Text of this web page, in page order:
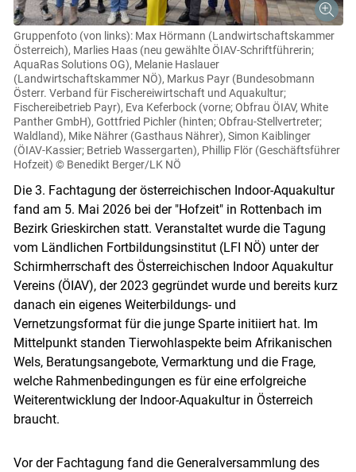
Gruppenfoto (von links): Max Hörmann (Landwirtschaftskammer
Österreich), Marlies Haas (neu gewählte ÖIAV-Schriftführerin;
AquaRas Solutions OG), Melanie Haslauer
(Landwirtschaftskammer NÖ), Markus Payr (Bundesobmann
Österr. Verband für Fischereiwirtschaft und Aquakultur;
Fischereibetrieb Payr), Eva Keferbock (vorne; Obfrau ÖIAV, White
Panther GmbH), Gottfried Pichler (hinten; Obfrau-Stellvertreter;
Waldland), Mike Nährer (Gasthaus Nährer), Simon Kaiblinger
(ÖIAV-Kassier; Betrieb Wassergarten), Phillip Flör (Geschäftsführer
Hofzeit) © Benedikt Berger/LK NÖ
Die 3. Fachtagung der österreichischen Indoor-Aquakultur
fand am 5. Mai 2026 bei der "Hofzeit" in Rottenbach im
Bezirk Grieskirchen statt. Veranstaltet wurde die Tagung
vom Ländlichen Fortbildungsinstitut (LFI NÖ) unter der
Schirmherrschaft des Österreichischen Indoor Aquakultur
Vereins (ÖIAV), der 2023 gegründet wurde und bereits kurz
danach ein eigenes Weiterbildungs- und
Vernetzungsformat für die junge Sparte initiiert hat. Im
Mittelpunkt standen Tierwohlaspekte beim Afrikanischen
Wels, Beratungsangebote, Vermarktung und die Frage,
welche Rahmenbedingungen es für eine erfolgreiche
Weiterentwicklung der Indoor-Aquakultur in Österreich
braucht.
Vor der Fachtagung fand die Generalversammlung des